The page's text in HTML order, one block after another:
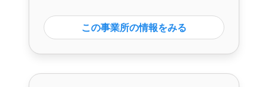
この事業所の情報をみる